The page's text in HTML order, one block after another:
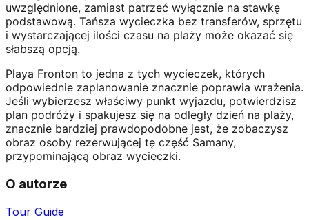
uwzględnione, zamiast patrzeć wyłącznie na stawkę
podstawową. Tańsza wycieczka bez transferów, sprzętu
i wystarczającej ilości czasu na plaży może okazać się
słabszą opcją.
Playa Fronton to jedna z tych wycieczek, których
odpowiednie zaplanowanie znacznie poprawia wrażenia.
Jeśli wybierzesz właściwy punkt wyjazdu, potwierdzisz
plan podróży i spakujesz się na odległy dzień na plaży,
znacznie bardziej prawdopodobne jest, że zobaczysz
obraz osoby rezerwującej tę część Samany,
przypominającą obraz wycieczki.
O autorze
Tour Guide